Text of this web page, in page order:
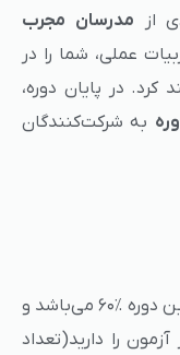
از مدرسان مجرب
عملی، شما را در
در پایان دوره،
به شرکت‌کنندگان
دوست من، حداقل نمره قبولی در آزمون‌ این دوره ٪۶۰ می‌باشد و
را دارید(تعداد